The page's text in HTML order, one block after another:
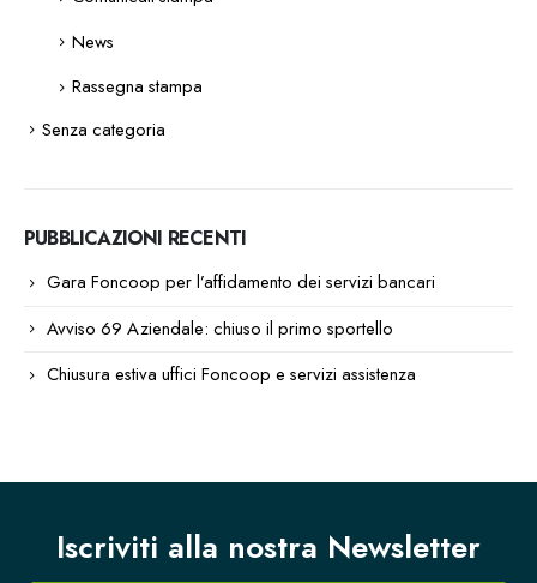
News
Rassegna stampa
Senza categoria
PUBBLICAZIONI RECENTI
Gara Foncoop per l’affidamento dei servizi bancari
Avviso 69 Aziendale: chiuso il primo sportello
Chiusura estiva uffici Foncoop e servizi assistenza
Iscriviti alla nostra Newsletter